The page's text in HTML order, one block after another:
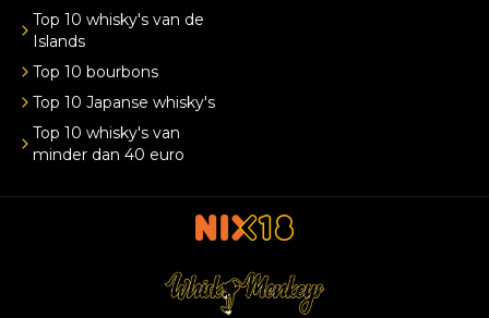
Top 10 whisky's van de
Islands
Top 10 bourbons
Top 10 Japanse whisky's
Top 10 whisky's van
minder dan 40 euro